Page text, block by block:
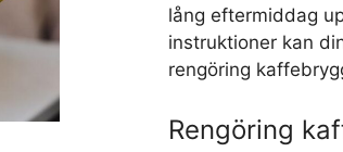
lång eftermiddag
instruktioner kan
rengöring
Rengöring